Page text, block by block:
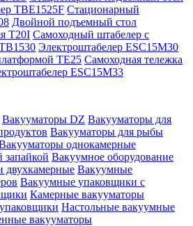
TBE1525F Стационарный
Двойной подъемный стол
T20I Самоходный штабелер с
Электроштабелер ESC15M30
TE25 Самоходная тележка
ESC15M33
Вакууматоры DZ Вакууматоры для
Вакууматоры для рыбы
однокамерные
Вакуумное оборудование
двухкамерные Вакуумные
Вакуумные упаковщики с
Камерные вакууматоры
Настольные вакуумные
вакууматоры